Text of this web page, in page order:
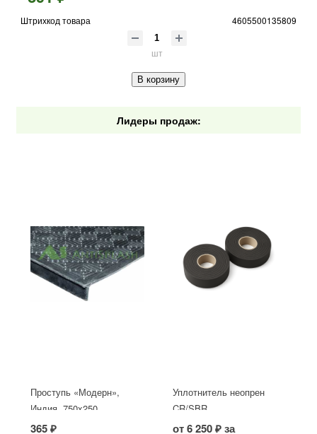
Штрихкод товара 4605500135809
шт
В корзину
Лидеры продаж:
Проступь «Модерн»,
Индия, 750x250
365 ₽
Уплотнитель неопрен
CR/SBR
от 6 250 ₽ за